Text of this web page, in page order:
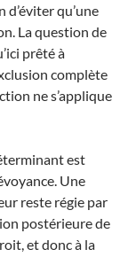
qu’une
La question de
prêté à
complète
ne s’applique
est
Une
reste régie par
postérieure de
et donc à la